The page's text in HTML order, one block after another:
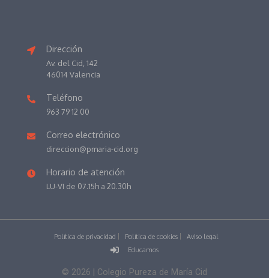
Dirección
Av. del Cid, 142
46014 Valencia
Teléfono
963 79 12 00
Correo electrónico
direccion@pmaria-cid.org
Horario de atención
LU-VI de 07.15h a 20.30h
Política de privacidad Política de cookies
Aviso legal
Educamos
© 2026 | Colegio Pureza de María Cid